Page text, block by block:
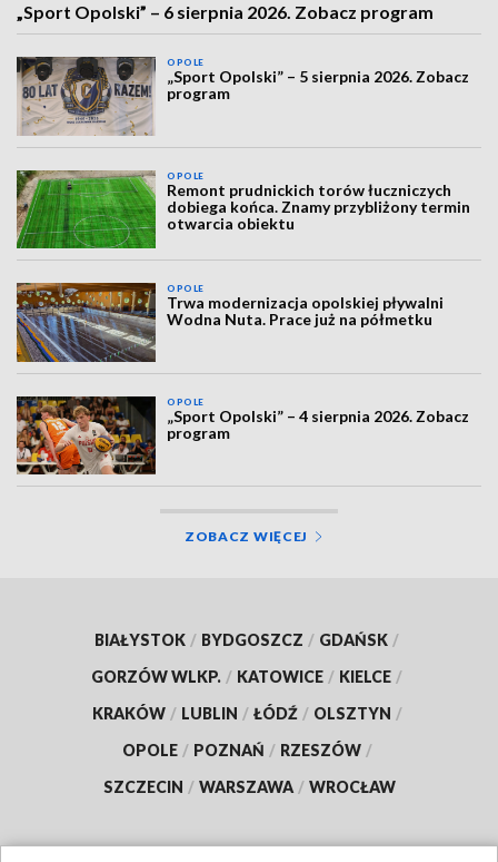
„Sport Opolski” – 6 sierpnia 2026. Zobacz program
OPOLE
„Sport Opolski” – 5 sierpnia 2026. Zobacz
program
OPOLE
Remont prudnickich torów łuczniczych
dobiega końca. Znamy przybliżony termin
otwarcia obiektu
OPOLE
Trwa modernizacja opolskiej pływalni
Wodna Nuta. Prace już na półmetku
OPOLE
„Sport Opolski” – 4 sierpnia 2026. Zobacz
program
ZOBACZ WIĘCEJ
BIAŁYSTOK / BYDGOSZCZ / GDAŃSK /
GORZÓW WLKP. / KATOWICE / KIELCE /
KRAKÓW / LUBLIN / ŁÓDŹ / OLSZTYN /
OPOLE / POZNAŃ / RZESZÓW /
SZCZECIN / WARSZAWA / WROCŁAW